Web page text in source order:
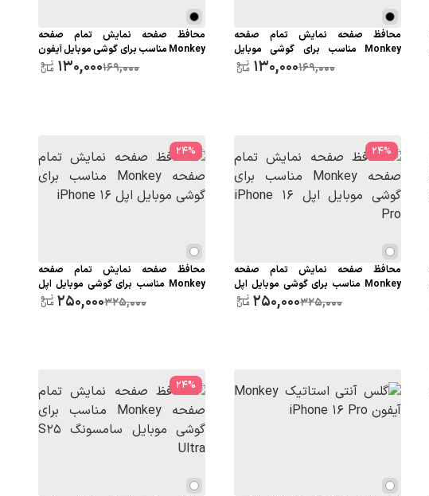
محافظ صفحه نمایش تمام صفحه
Monkey مناسب برای گوشی موبایل
169,000
130,000
محافظ صفحه نمایش تمام صفحه
Monkey مناسب برای گوشی موبایل آیفون
XS MAX - 11Pro Max
169,000
130,000
%
24
محافظ صفحه نمایش تمام صفحه
Monkey مناسب برای گوشی موبایل اپل
iPhone 16 Pro
325,000
250,000
%
24
محافظ صفحه نمایش تمام صفحه
Monkey مناسب برای گوشی موبایل اپل
325,000
250,000
%
24